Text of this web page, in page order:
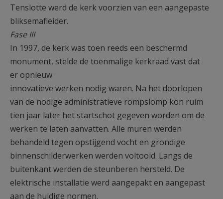
Tenslotte werd de kerk voorzien van een aangepaste
bliksemafleider.
Fase III
In 1997, de kerk was toen reeds een beschermd
monument, stelde de toenmalige kerkraad vast dat
er opnieuw
innovatieve werken nodig waren. Na het doorlopen
van de nodige administratieve rompslomp kon ruim
tien jaar later het startschot gegeven worden om de
werken te laten aanvatten. Alle muren werden
behandeld tegen opstijgend vocht en grondige
binnenschilderwerken werden voltooid. Langs de
buitenkant werden de steunberen hersteld. De
elektrische installatie werd aangepakt en aangepast
aan de huidige normen.